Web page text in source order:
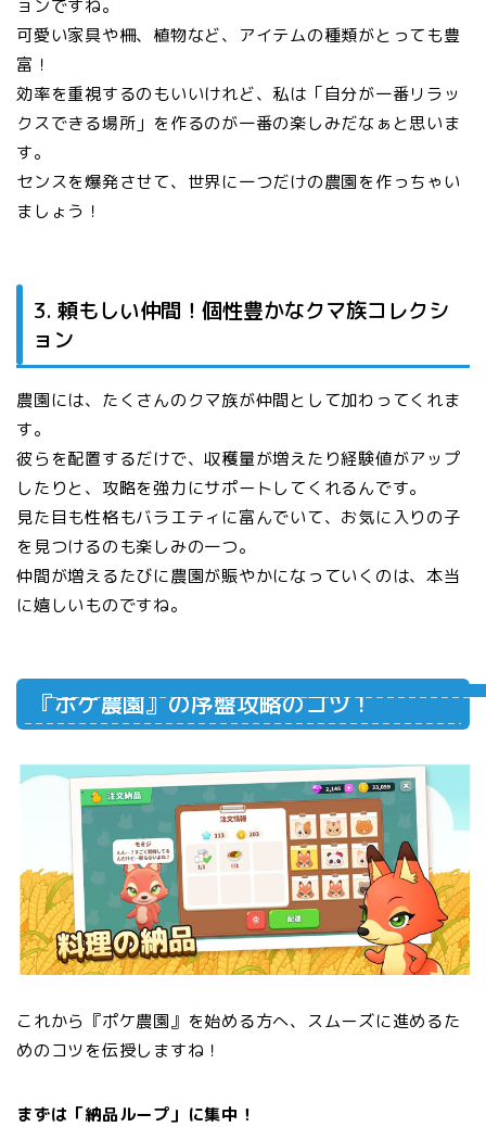
ョンですね。
可愛い家具や柵、植物など、アイテムの種類がとっても豊
富！
効率を重視するのもいいけれど、私は「自分が一番リラッ
クスできる場所」を作るのが一番の楽しみだなぁと思いま
す。
センスを爆発させて、世界に一つだけの農園を作っちゃい
ましょう！
3. 頼もしい仲間！個性豊かなクマ族コレクシ
ョン
農園には、たくさんのクマ族が仲間として加わってくれま
す。
彼らを配置するだけで、収穫量が増えたり経験値がアップ
したりと、攻略を強力にサポートしてくれるんです。
見た目も性格もバラエティに富んでいて、お気に入りの子
を見つけるのも楽しみの一つ。
仲間が増えるたびに農園が賑やかになっていくのは、本当
に嬉しいものですね。
『ポケ農園』の序盤攻略のコツ！
これから『ポケ農園』を始める方へ、スムーズに進めるた
めのコツを伝授しますね！
まずは「納品ループ」に集中！